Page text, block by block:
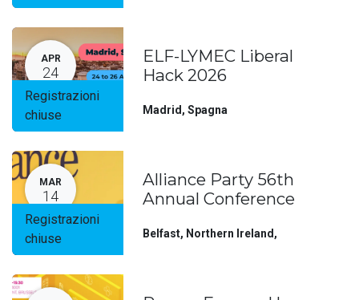
APR
24
Registrazioni
chiuse
ELF-LYMEC Liberal
Hack 2026
Madrid ,Spagna
MAR
14
Registrazioni
chiuse
Alliance Party 56th
Annual Conference
Belfast, Northern Ireland ,